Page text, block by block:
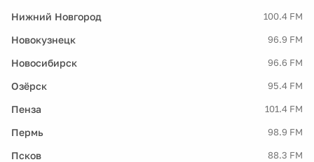
Нижний Новгород 100.4 FM
Новокузнецк 96.9 FM
Новосибирск 96.6 FM
Озёрск 95.4 FM
Пенза 101.4 FM
Пермь 98.9 FM
Псков 88.3 FM